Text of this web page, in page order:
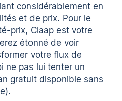
considérablement en
et de prix. Pour le
prix, Claap est votre
étonné de voir
votre flux de
ne pas lui tenter un
gratuit disponible sans